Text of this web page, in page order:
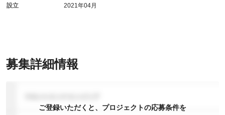
募集詳細情報
ご登録いただくと、プロジェクトの応募条件を
設立 2021年04月